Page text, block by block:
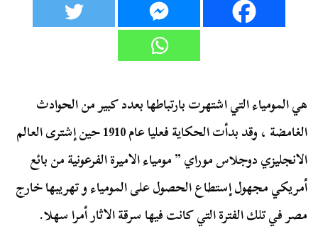
هي المومياء التي اشتهرت بارتباطها بعدد كبير من الحوادث
الغامضة ، وقد بدأت الحكاية فعليا عام 1910 حين إشترى العالم
الانجليزي دوجلاس موراي ” مومياء الاميرة الفرعونية من بائع
أمريكي مجهول إستطاع الحصول على المومياء و تهريبها خارج
مصر في تلك الفترة التي كانت فيها سرقة الاثار أمرا سهلا.